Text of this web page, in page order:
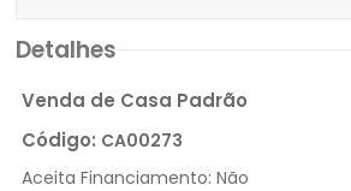
Detalhes
Venda de Casa Padrão
Código: CA00273
Aceita Financiamento: Não